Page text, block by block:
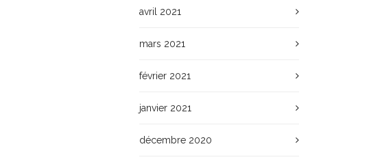
avril 2021
mars 2021
février 2021
janvier 2021
décembre 2020